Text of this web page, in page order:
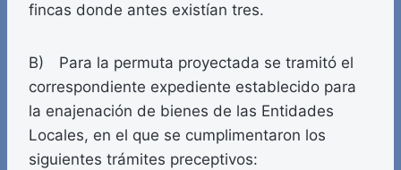
fincas donde antes existían tres.
B) Para la permuta proyectada se tramitó el
correspondiente expediente establecido para
la enajenación de bienes de las Entidades
Locales, en el que se cumplimentaron los
siguientes trámites preceptivos: